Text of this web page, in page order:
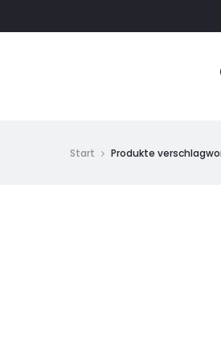
Start Produkte